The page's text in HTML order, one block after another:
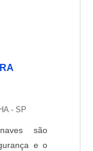
- SP
são
e o